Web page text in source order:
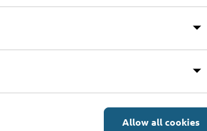
Allow all cookies